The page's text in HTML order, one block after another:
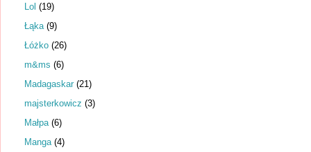
Lol (19)
Łąka (9)
Łóżko (26)
m&ms (6)
Madagaskar (21)
majsterkowicz (3)
Małpa (6)
Manga (4)